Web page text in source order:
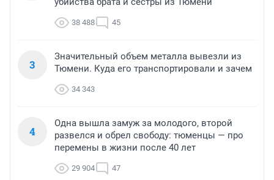
38 488 45
3
Значительный объем металла вывезли из
Тюмени. Куда его транспортировали и зачем
34 343
4
Одна вышла замуж за молодого, второй
развелся и обрел свободу: тюменцы — про
перемены в жизни после 40 лет
29 904 47